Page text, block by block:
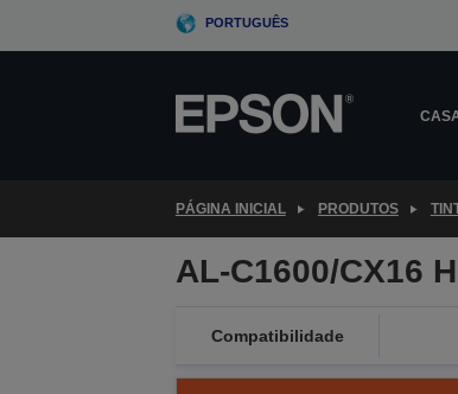
PORTUGUÊS
PÁGINA INICIAL PRODUTOS
AL-C1600/CX16
Compatibilidade